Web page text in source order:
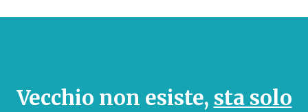
Vecchio non esiste, sta solo